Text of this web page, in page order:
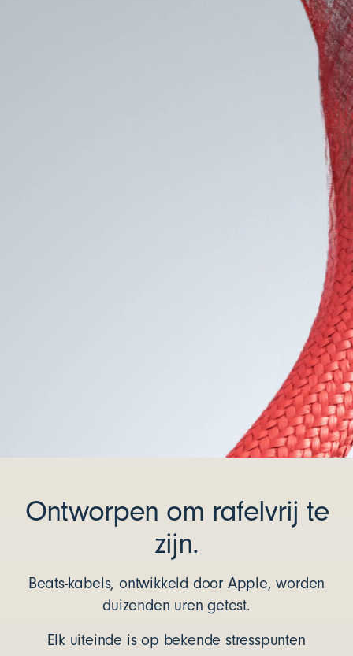
Ontworpen om rafelvrij te
zijn.
Beats-kabels, ontwikkeld door Apple, worden
duizenden uren getest.
Elk uiteinde is op bekende stresspunten